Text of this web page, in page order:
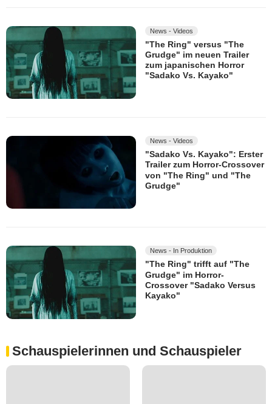
News - Videos
"The Ring" versus "The
Grudge" im neuen Trailer
zum japanischen Horror
"Sadako Vs. Kayako"
News - Videos
"Sadako Vs. Kayako": Erster
Trailer zum Horror-Crossover
von "The Ring" und "The
Grudge"
News - In Produktion
"The Ring" trifft auf "The
Grudge" im Horror-
Crossover "Sadako Versus
Kayako"
Schauspielerinnen und Schauspieler